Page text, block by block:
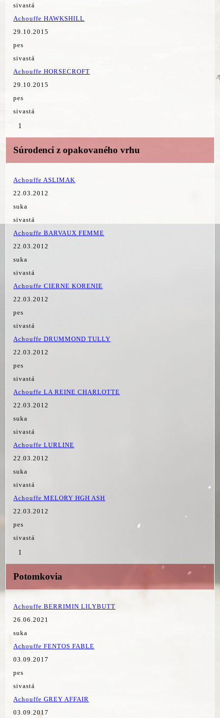
sivastá
Achouffe HAWKSHILL
29.10.2015
pes
sivastá
Achouffe HORSECROFT
29.10.2015
pes
sivastá
1
Súrodenci z opakovaného vrhu
Achouffe ASLIMAK
22.03.2012
suka
sivastá
Achouffe BARVAUX FEMME
22.03.2012
suka
sivastá
Achouffe CIERNE KORENIE
22.03.2012
pes
sivastá
Achouffe DRUMMOND TULLY
22.03.2012
pes
sivastá
Achouffe LA REINE CHARLOTTE
22.03.2012
suka
sivastá
Achouffe LURLINE
22.03.2012
suka
sivastá
Achouffe MELORY HGH ASH
22.03.2012
pes
sivastá
1
Potomkovia
Achouffe BERRIMIN LILYBUTT
26.06.2021
suka
Achouffe FENTOS FABLE
03.09.2017
pes
sivastá
Achouffe GREY AFFAIR
03.09.2017